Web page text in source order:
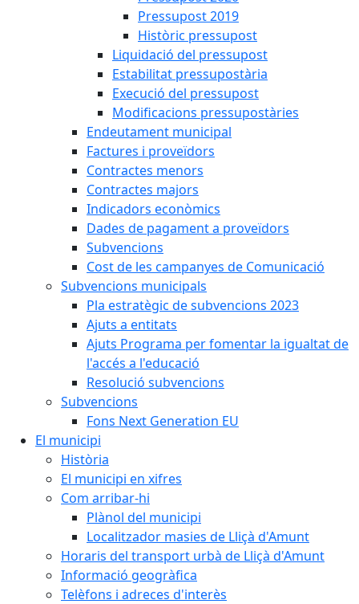
Pressupost 2019
Històric pressupost
Liquidació del pressupost
Estabilitat pressupostària
Execució del pressupost
Modificacions pressupostàries
Endeutament municipal
Factures i proveïdors
Contractes menors
Contractes majors
Indicadors econòmics
Dades de pagament a proveïdors
Subvencions
Cost de les campanyes de Comunicació
Subvencions municipals
Pla estratègic de subvencions 2023
Ajuts a entitats
Ajuts Programa per fomentar la igualtat de
l'accés a l'educació
Resolució subvencions
Subvencions
Fons Next Generation EU
El municipi
Història
El municipi en xifres
Com arribar-hi
Plànol del municipi
Localitzador masies de Lliçà d'Amunt
Horaris del transport urbà de Lliçà d'Amunt
Informació geogràfica
Telèfons i adreces d'interès